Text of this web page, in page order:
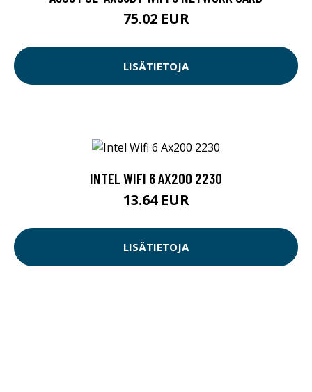
75.02 EUR
LISÄTIETOJA
INTEL WIFI 6 AX200 2230
13.64 EUR
LISÄTIETOJA